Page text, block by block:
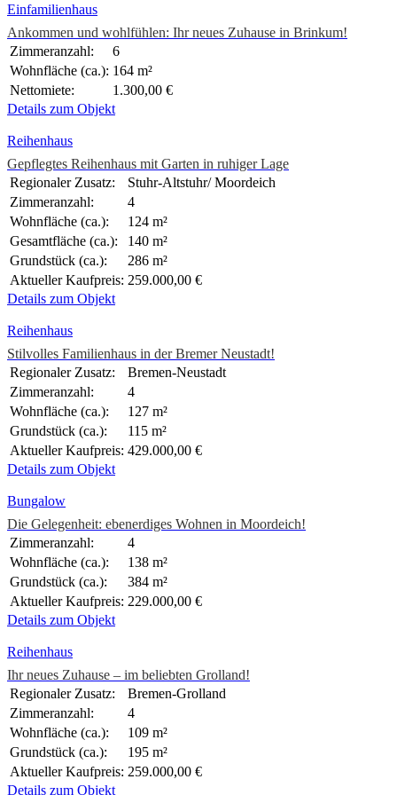
Einfamilienhaus
Ankommen und wohlfühlen: Ihr neues Zuhause in Brinkum!
Zimmeranzahl:
6
Wohnfläche (ca.): 164 m²
Nettomiete:
1.300,00 €
Details zum Objekt
Reihenhaus
Gepflegtes Reihenhaus mit Garten in ruhiger Lage
Regionaler Zusatz:
Stuhr-Altstuhr/ Moordeich
Zimmeranzahl:
4
Wohnfläche (ca.):
124 m²
Gesamtfläche (ca.):
140 m²
Grundstück (ca.):
286 m²
Aktueller Kaufpreis: 259.000,00 €
Details zum Objekt
Reihenhaus
Stilvolles Familienhaus in der Bremer Neustadt!
Regionaler Zusatz:
Bremen-Neustadt
Zimmeranzahl:
4
Wohnfläche (ca.):
127 m²
Grundstück (ca.):
115 m²
Aktueller Kaufpreis: 429.000,00 €
Details zum Objekt
Bungalow
Die Gelegenheit: ebenerdiges Wohnen in Moordeich!
Zimmeranzahl:
4
Wohnfläche (ca.):
138 m²
Grundstück (ca.):
384 m²
Aktueller Kaufpreis: 229.000,00 €
Details zum Objekt
Reihenhaus
Ihr neues Zuhause – im beliebten Grolland!
Regionaler Zusatz:
Bremen-Grolland
Zimmeranzahl:
4
Wohnfläche (ca.):
109 m²
Grundstück (ca.):
195 m²
Aktueller Kaufpreis: 259.000,00 €
Details zum Objekt